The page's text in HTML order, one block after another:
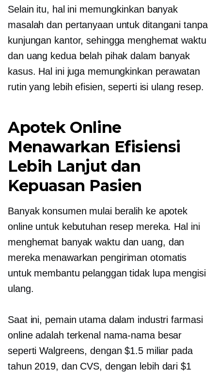
Selain itu, hal ini memungkinkan banyak
masalah dan pertanyaan untuk ditangani tanpa
kunjungan kantor, sehingga menghemat waktu
dan uang kedua belah pihak dalam banyak
kasus. Hal ini juga memungkinkan perawatan
rutin yang lebih efisien, seperti isi ulang resep.
Apotek Online
Menawarkan Efisiensi
Lebih Lanjut dan
Kepuasan Pasien
Banyak konsumen mulai beralih ke apotek
online untuk kebutuhan resep mereka. Hal ini
menghemat banyak waktu dan uang, dan
mereka menawarkan pengiriman otomatis
untuk membantu pelanggan tidak lupa mengisi
ulang.
Saat ini, pemain utama dalam industri farmasi
online adalah terkenal nama-nama besar
seperti Walgreens, dengan $1.5 miliar pada
tahun 2019, dan CVS, dengan lebih dari $1